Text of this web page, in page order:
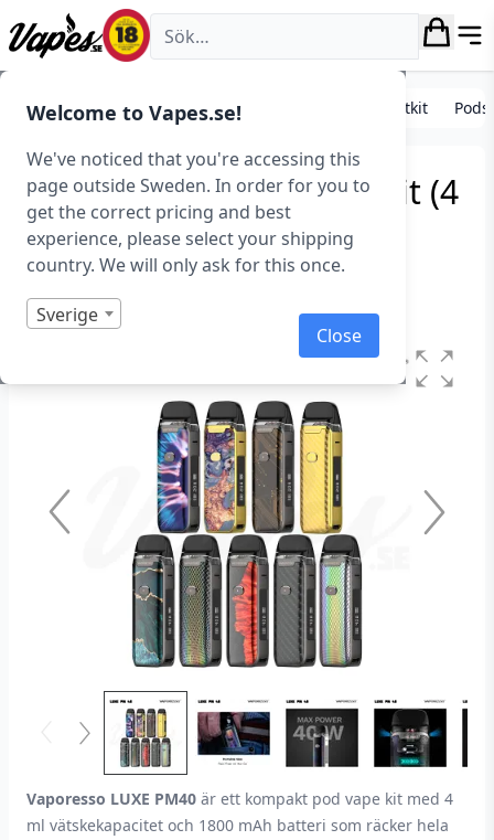
Welcome to Vapes.se!
We've noticed that you're accessing this
page outside Sweden. In order for you to
get the correct pricing and best
experience, please select your shipping
country. We will only ask for this once.
Sverige
Close
Vapes.se
E-cigarett startkit/paket Standard e-cigarett startkit
Vaporesso LUXE PM40 Kit (4
ml, 1800 mAh)
Art.nr: 39838
Slut i lager
Vaporesso LUXE PM40 är ett kompakt pod vape kit med 4
ml vätskekapacitet och 1800 mAh batteri som räcker hela